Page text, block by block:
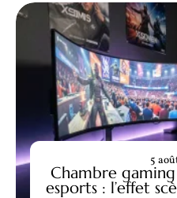
Chambre
esports : l’effet
5